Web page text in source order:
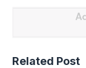
Related Post